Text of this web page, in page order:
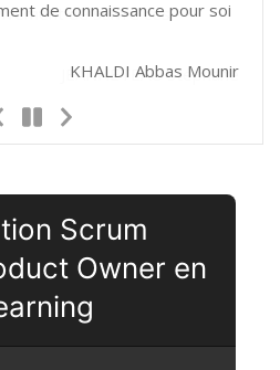
de suivre ces
JEANNETEAU Stéphane
Previous
Slide Slide
Scrum
Owner en